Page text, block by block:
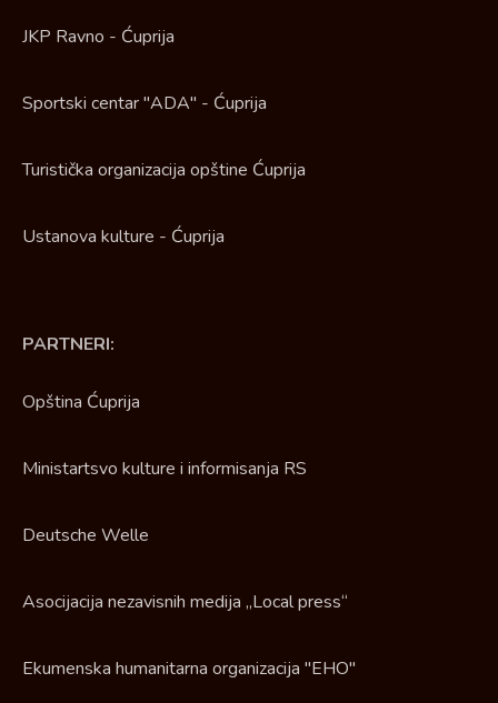
JKP Ravno - Ćuprija
Sportski centar "ADA" - Ćuprija
Turistička organizacija opštine Ćuprija
Ustanova kulture - Ćuprija
PARTNERI:
Opština Ćuprija
Ministartsvo kulture i informisanja RS
Deutsche Welle
Asocijacija nezavisnih medija „Local press“
Ekumenska humanitarna organizacija "EHO"